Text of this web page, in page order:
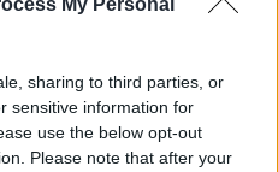
My Personal
sharing to third parties, or
sensitive information for
use the below opt-out
Please note that after your
sul centro accoglienza
svuotano le suite: furto da